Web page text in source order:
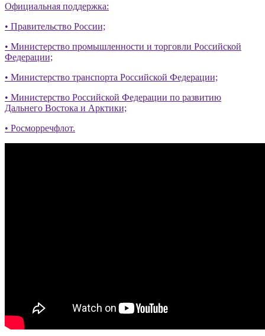
Официальная поддержка:
• Правительство России;
• Министерство промышленности и торговли Российской
Федерации;
• Министерство транспорта Российской Федерации;
• Министерство Российской Федерации по развитию
Дальнего Востока и Арктики;
• Росморречфлот.